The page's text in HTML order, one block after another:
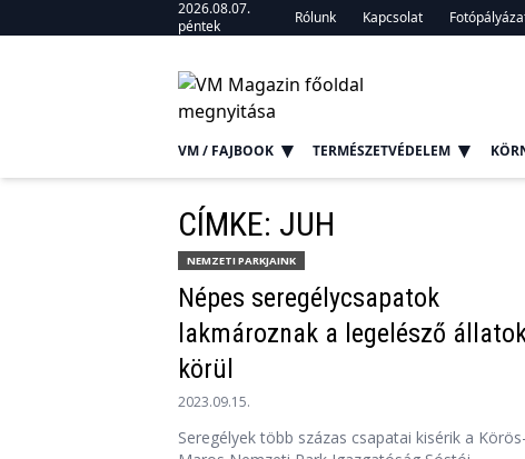
2026.08.07.
péntek
Rólunk Kapcsolat
VM / FAJBOOK TERMÉSZETVÉDELEM
CÍMKE: JUH
NEMZETI PARKJAINK
Népes seregélycsapatok
lakmároznak a legelésző
körül
2023.09.15.
Seregélyek több százas csapatai kisérik a Körös-